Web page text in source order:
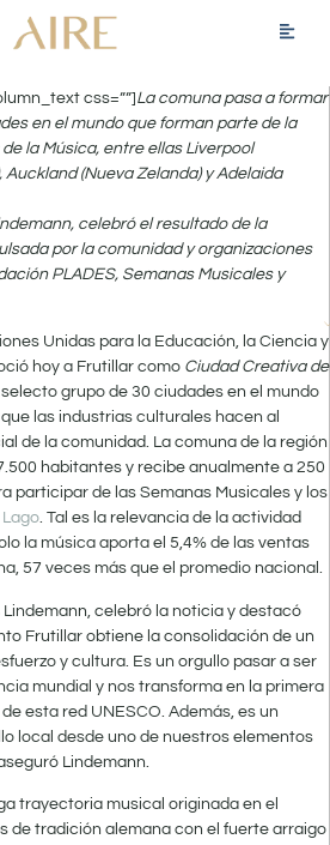
css=””] La comuna pasa a formar
en el mundo que forman parte de la
la Música, entre ellas Liverpool
Auckland (Nueva Zelanda) y Adelaida
celebró el resultado de la
por la comunidad y organizaciones
PLADES, Semanas Musicales y
Unidas para la Educación, la Ciencia y
hoy a Frutillar como Ciudad Creativa de
grupo de 30 ciudades en el mundo
las industrias culturales hacen al
de la comunidad. La comuna de la región
habitantes y recibe anualmente a 250
participar de las Semanas Musicales y los
. Tal es la relevancia de la actividad
la música aporta el 5,4% de las ventas
57 veces más que el promedio nacional.
Lindemann, celebró la noticia y destacó
Frutillar obtiene la consolidación de un
y cultura. Es un orgullo pasar a ser
mundial y nos transforma en la primera
esta red UNESCO. Además, es un
local desde uno de nuestros elementos
Lindemann.
trayectoria musical originada en el
de tradición alemana con el fuerte arraigo